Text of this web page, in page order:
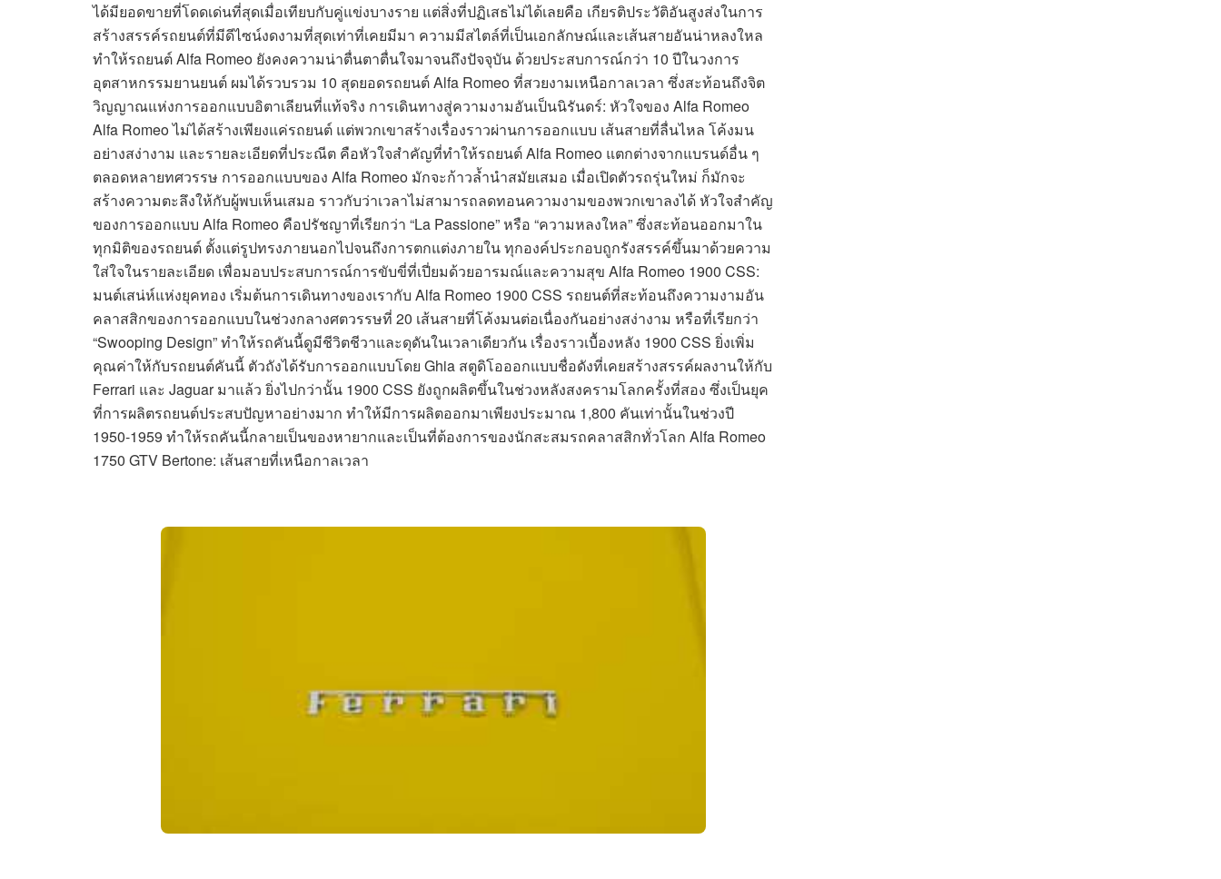
ได้มียอดขายที่โดดเด่นที่สุดเมื่อเทียบกับคู่แข่งบางราย แต่สิ่งที่ปฏิเสธไม่ได้เลยคือ เกียรติประวัติอันสูงส่งในการ
สร้างสรรค์รถยนต์ที่มีดีไซน์งดงามที่สุดเท่าที่เคยมีมา ความมีสไตล์ที่เป็นเอกลักษณ์และเส้นสายอันน่าหลงใหล
ทำให้รถยนต์ Alfa Romeo ยังคงความน่าตื่นตาตื่นใจมาจนถึงปัจจุบัน ด้วยประสบการณ์กว่า 10 ปีในวงการ
อุตสาหกรรมยานยนต์ ผมได้รวบรวม 10 สุดยอดรถยนต์ Alfa Romeo ที่สวยงามเหนือกาลเวลา ซึ่งสะท้อนถึงจิต
วิญญาณแห่งการออกแบบอิตาเลียนที่แท้จริง การเดินทางสู่ความงามอันเป็นนิรันดร์: หัวใจของ Alfa Romeo
Alfa Romeo ไม่ได้สร้างเพียงแค่รถยนต์ แต่พวกเขาสร้างเรื่องราวผ่านการออกแบบ เส้นสายที่ลื่นไหล โค้งมน
อย่างสง่างาม และรายละเอียดที่ประณีต คือหัวใจสำคัญที่ทำให้รถยนต์ Alfa Romeo แตกต่างจากแบรนด์อื่น ๆ
ตลอดหลายทศวรรษ การออกแบบของ Alfa Romeo มักจะก้าวล้ำนำสมัยเสมอ เมื่อเปิดตัวรถรุ่นใหม่ ก็มักจะ
สร้างความตะลึงให้กับผู้พบเห็นเสมอ ราวกับว่าเวลาไม่สามารถลดทอนความงามของพวกเขาลงได้ หัวใจสำคัญ
ของการออกแบบ Alfa Romeo คือปรัชญาที่เรียกว่า “La Passione” หรือ “ความหลงใหล” ซึ่งสะท้อนออกมาใน
ทุกมิติของรถยนต์ ตั้งแต่รูปทรงภายนอกไปจนถึงการตกแต่งภายใน ทุกองค์ประกอบถูกรังสรรค์ขึ้นมาด้วยความ
ใส่ใจในรายละเอียด เพื่อมอบประสบการณ์การขับขี่ที่เปี่ยมด้วยอารมณ์และความสุข Alfa Romeo 1900 CSS:
มนต์เสน่ห์แห่งยุคทอง เริ่มต้นการเดินทางของเรากับ Alfa Romeo 1900 CSS รถยนต์ที่สะท้อนถึงความงามอัน
คลาสสิกของการออกแบบในช่วงกลางศตวรรษที่ 20 เส้นสายที่โค้งมนต่อเนื่องกันอย่างสง่างาม หรือที่เรียกว่า
“Swooping Design” ทำให้รถคันนี้ดูมีชีวิตชีวาและดุดันในเวลาเดียวกัน เรื่องราวเบื้องหลัง 1900 CSS ยิ่งเพิ่ม
คุณค่าให้กับรถยนต์คันนี้ ตัวถังได้รับการออกแบบโดย Ghia สตูดิโอออกแบบชื่อดังที่เคยสร้างสรรค์ผลงานให้กับ
Ferrari และ Jaguar มาแล้ว ยิ่งไปกว่านั้น 1900 CSS ยังถูกผลิตขึ้นในช่วงหลังสงครามโลกครั้งที่สอง ซึ่งเป็นยุค
ที่การผลิตรถยนต์ประสบปัญหาอย่างมาก ทำให้มีการผลิตออกมาเพียงประมาณ 1,800 คันเท่านั้นในช่วงปี
1950-1959 ทำให้รถคันนี้กลายเป็นของหายากและเป็นที่ต้องการของนักสะสมรถคลาสสิกทั่วโลก Alfa Romeo
1750 GTV Bertone: เส้นสายที่เหนือกาลเวลา